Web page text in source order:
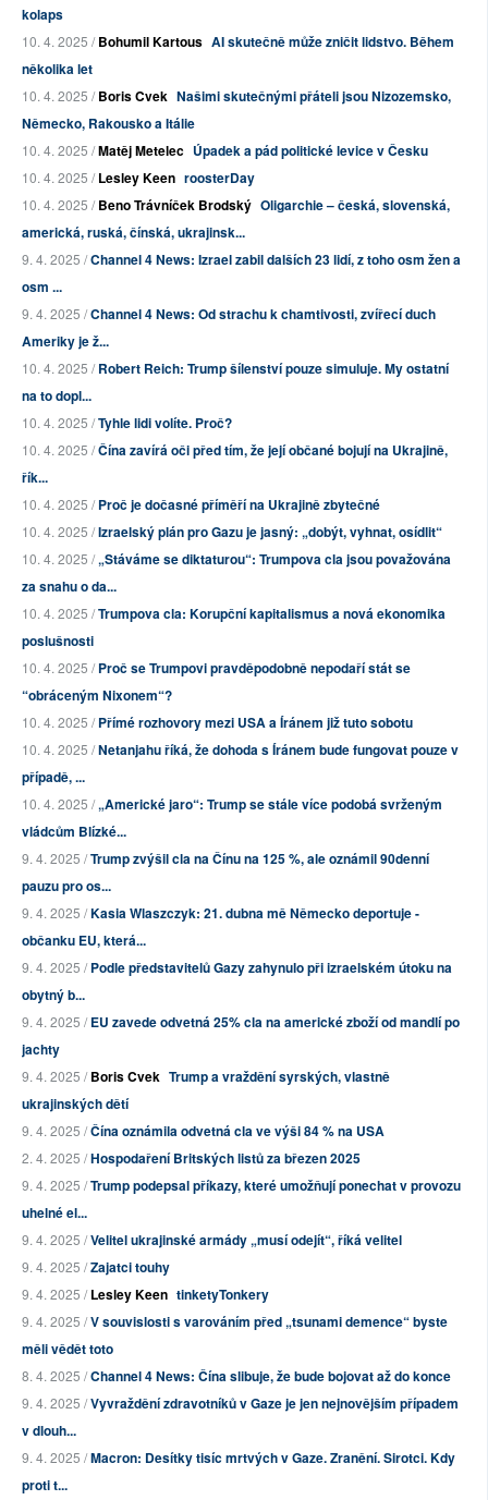
kolaps
10. 4. 2025 /Bohumil Kartous AI skutečně může zničit lidstvo. Během
několika let
10. 4. 2025 /Boris Cvek Našimi skutečnými přáteli jsou Nizozemsko,
Německo, Rakousko a Itálie
10. 4. 2025 /Matěj Metelec Úpadek a pád politické levice v Česku
10. 4. 2025 /Lesley Keen roosterDay
10. 4. 2025 /Beno Trávníček Brodský Oligarchie – česká, slovenská,
americká, ruská, čínská, ukrajinsk...
9. 4. 2025 /Channel 4 News: Izrael zabil dalších 23 lidí, z toho osm žen a
osm ...
9. 4. 2025 /Channel 4 News: Od strachu k chamtivosti, zvířecí duch
Ameriky je ž...
10. 4. 2025 /Robert Reich: Trump šílenství pouze simuluje. My ostatní
na to dopl...
10. 4. 2025 /Tyhle lidi volíte. Proč?
10. 4. 2025 /Čína zavírá oči před tím, že její občané bojují na Ukrajině,
řík...
10. 4. 2025 /Proč je dočasné příměří na Ukrajině zbytečné
10. 4. 2025 /Izraelský plán pro Gazu je jasný: „dobýt, vyhnat, osídlit“
10. 4. 2025 /„Stáváme se diktaturou“: Trumpova cla jsou považována
za snahu o da...
10. 4. 2025 /Trumpova cla: Korupční kapitalismus a nová ekonomika
poslušnosti
10. 4. 2025 /Proč se Trumpovi pravděpodobně nepodaří stát se
“obráceným Nixonem“?
10. 4. 2025 /Přímé rozhovory mezi USA a Íránem již tuto sobotu
10. 4. 2025 /Netanjahu říká, že dohoda s Íránem bude fungovat pouze v
případě, ...
10. 4. 2025 /„Americké jaro“: Trump se stále více podobá svrženým
vládcům Blízké...
9. 4. 2025 /Trump zvýšil cla na Čínu na 125 %, ale oznámil 90denní
pauzu pro os...
9. 4. 2025 /Kasia Wlaszczyk: 21. dubna mě Německo deportuje -
občanku EU, která...
9. 4. 2025 /Podle představitelů Gazy zahynulo při izraelském útoku na
obytný b...
9. 4. 2025 /EU zavede odvetná 25% cla na americké zboží od mandlí po
jachty
9. 4. 2025 /Boris Cvek Trump a vraždění syrských, vlastně
ukrajinských dětí
9. 4. 2025 /Čína oznámila odvetná cla ve výši 84 % na USA
2. 4. 2025 /Hospodaření Britských listů za březen 2025
9. 4. 2025 /Trump podepsal příkazy, které umožňují ponechat v provozu
uhelné el...
9. 4. 2025 /Velitel ukrajinské armády „musí odejít“, říká velitel
9. 4. 2025 /Zajatci touhy
9. 4. 2025 /Lesley Keen tinketyTonkery
9. 4. 2025 /V souvislosti s varováním před „tsunami demence“ byste
měli vědět toto
8. 4. 2025 /Channel 4 News: Čína slibuje, že bude bojovat až do konce
9. 4. 2025 /Vyvraždění zdravotníků v Gaze je jen nejnovějším případem
v dlouh...
9. 4. 2025 /Macron: Desítky tisíc mrtvých v Gaze. Zranění. Sirotci. Kdy
proti t...